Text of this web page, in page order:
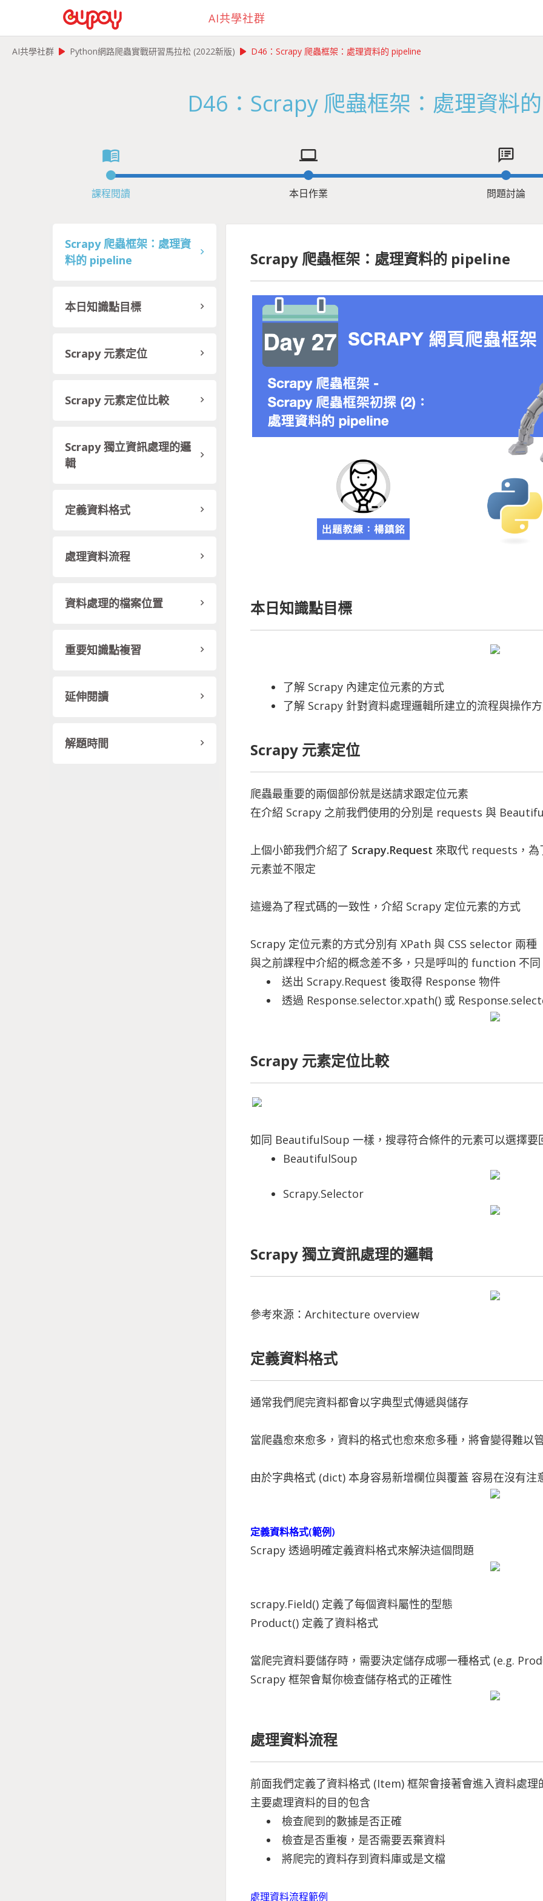
AI共學社群
AI共學社群 play_arrow Python網路爬蟲實戰研習馬拉松 (2022新版) play_arrow D46：Scrapy 爬蟲框架：處理資料的 pipeline
D46：Scrapy 爬蟲框架：處理資料
menu_book computer speaker_notes
課程閱讀 本日作業 問題討論
Scrapy 爬蟲框架：處理資
料的 pipeline
本日知識點目標
Scrapy 元素定位
Scrapy 元素定位比較
Scrapy 獨立資訊處理的邏
輯
定義資料格式
處理資料流程
資料處理的檔案位置
重要知識點複習
延伸閱讀
解題時間
Scrapy 爬蟲框架：處理資料的 pipeline
本日知識點目標
了解 Scrapy 內建定位元素的方式
了解 Scrapy 針對資料處理邏輯所建立的流程與操作
Scrapy 元素定位
爬蟲最重要的兩個部份就是送請求跟定位元素
在介紹 Scrapy 之前我們使用的分別是 requests 與
上個小節我們介紹了 Scrapy.Request 來取代 requests，為
元素並不限定
這邊為了程式碼的一致性，介紹 Scrapy 定位元素的方式
Scrapy 定位元素的方式分別有 XPath 與 CSS selector 兩種
與之前課程中介紹的概念差不多，只是呼叫的 function 不同
送出 Scrapy.Request 後取得 Response 物件
透過 Response.selector.xpath() 或
Scrapy 元素定位比較
如同 BeautifulSoup 一樣，搜尋符合條件的元素可以選擇要
BeautifulSoup
Scrapy.Selector
Scrapy 獨立資訊處理的邏輯
參考來源：Architecture overview
定義資料格式
通常我們爬完資料都會以字典型式傳遞與儲存
當爬蟲愈來愈多，資料的格式也愈來愈多種，將會變得難以
由於字典格式 (dict) 本身容易新增欄位與覆蓋 容易在沒有注
定義資料格式(範例)
Scrapy 透過明確定義資料格式來解決這個問題
scrapy.Field() 定義了每個資料屬性的型態
Product() 定義了資料格式
當爬完資料要儲存時，需要決定儲存成哪一種格式 (e.g.
Scrapy 框架會幫你檢查儲存格式的正確性
處理資料流程
前面我們定義了資料格式 (Item) 框架會接著會進入資料處
主要處理資料的目的包含
檢查爬到的數據是否正確
檢查是否重複，是否需要丟棄資料
將爬完的資料存到資料庫或是文檔
處理資料流程範例